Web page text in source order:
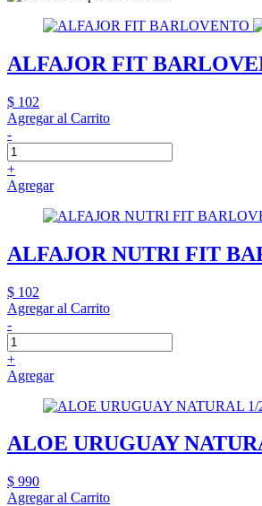
ALFAJOR FIT
$ 102
Agregar al Carrito
-
+
Agregar
ALFAJOR NUTRI FIT
$ 102
Agregar al Carrito
-
+
Agregar
ALOE URUGUAY
$ 990
Agregar al Carrito